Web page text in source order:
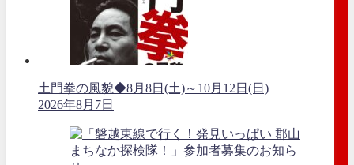
土門拳の風貌◆8月8日(土)～10月12日(日)
2026年8月7日